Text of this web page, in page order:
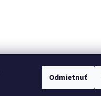
Odmietnuť